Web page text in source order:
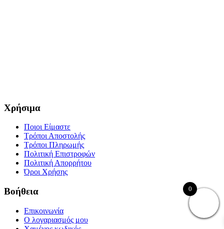
Χρήσιμα
Ποιοι Είμαστε
Τρόποι Αποστολής
Τρόποι Πληρωμής
Πολιτική Επιστροφών
Πολιτική Απορρήτου
Όροι Χρήσης
Βοήθεια
Επικοινωνία
Ο λογαριασμός μου
0